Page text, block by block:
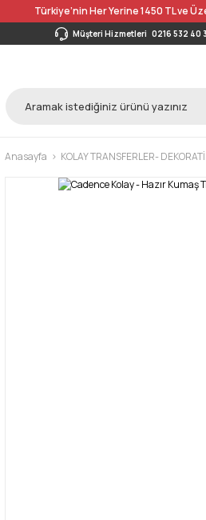
Türkiye’nin Her Yerine 1450 TL ve
Müşteri Hizmetleri 0216 532 40
Anasayfa KOLAY TRANSFERLER-